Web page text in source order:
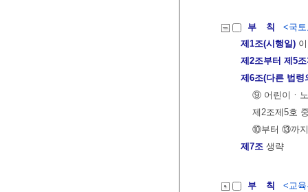
부 칙
<국
제1조(시행일)
제2조부터 제5
제6조(다른 법령
⑨ 어린이ㆍ
제2조제5호
⑩부터 ⑬까
제7조 생략
부 칙
<교